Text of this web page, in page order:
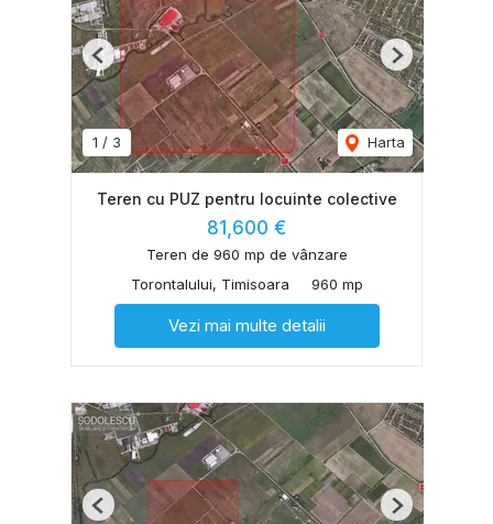
1 / 3 Harta
Previous Next
Teren cu PUZ pentru locuinte colective
81,600 €
Teren de 960 mp de vânzare
Torontalului, Timisoara
960 mp
Vezi mai multe detalii
Previous Next